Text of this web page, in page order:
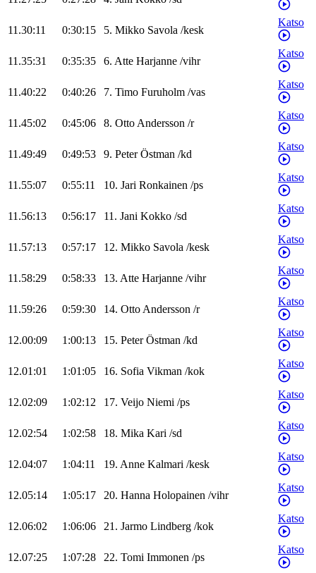
11.30:11 0:30:15 5. Mikko Savola /kesk
Katso
11.35:31 0:35:35 6. Atte Harjanne /vihr
Katso
11.40:22 0:40:26 7. Timo Furuholm /vas
Katso
11.45:02 0:45:06 8. OttoAndersson /r
Katso
11.49:49 0:49:53 9. Peter Östman /kd
Katso
11.55:07 0:55:11 10. Jari Ronkainen /ps
Katso
11.56:13 0:56:17 11. Jani Kokko /sd
Katso
11.57:13 0:57:17 12. Mikko Savola /kesk
Katso
11.58:29 0:58:33 13. Atte Harjanne /vihr
Katso
11.59:26 0:59:30 14. OttoAndersson /r
Katso
12.00:09 1:00:13 15. Peter Östman /kd
Katso
12.01:01 1:01:05 16. Sofia Vikman /kok
Katso
12.02:09 1:02:12 17. Veijo Niemi /ps
Katso
12.02:54 1:02:58 18. Mika Kari /sd
Katso
12.04:07 1:04:11 19. Anne Kalmari /kesk
Katso
12.05:14 1:05:17 20. Hanna Holopainen /vihr
Katso
12.06:02 1:06:06 21. Jarmo Lindberg /kok
Katso
12.07:25 1:07:28 22. Tomi Immonen /ps
Katso